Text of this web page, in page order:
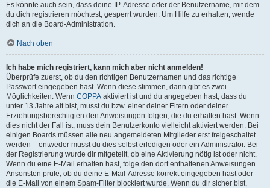
Es könnte auch sein, dass deine IP-Adresse oder der Benutzername, mit dem
du dich registrieren möchtest, gesperrt wurden. Um Hilfe zu erhalten, wende
dich an die Board-Administration.
Nach oben
Ich habe mich registriert, kann mich aber nicht anmelden!
Überprüfe zuerst, ob du den richtigen Benutzernamen und das richtige
Passwort eingegeben hast. Wenn diese stimmen, dann gibt es zwei
Möglichkeiten. Wenn COPPA aktiviert ist und du angegeben hast, dass du
unter 13 Jahre alt bist, musst du bzw. einer deiner Eltern oder deiner
Erziehungsberechtigten den Anweisungen folgen, die du erhalten hast. Wenn
dies nicht der Fall ist, muss dein Benutzerkonto vielleicht aktiviert werden. Bei
einigen Boards müssen alle neu angemeldeten Mitglieder erst freigeschaltet
werden – entweder musst du dies selbst erledigen oder ein Administrator. Bei
der Registrierung wurde dir mitgeteilt, ob eine Aktivierung nötig ist oder nicht.
Wenn du eine E-Mail erhalten hast, folge den dort enthaltenen Anweisungen.
Ansonsten prüfe, ob du deine E-Mail-Adresse korrekt eingegeben hast oder
die E-Mail von einem Spam-Filter blockiert wurde. Wenn du dir sicher bist,